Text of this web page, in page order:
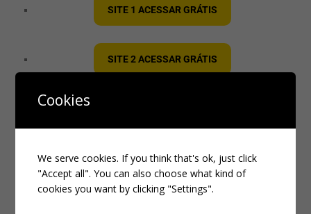
SITE 1 ACESSAR GRÁTIS
SITE 2 ACESSAR GRÁTIS
Cookies
We serve cookies. If you think that's ok, just click
"Accept all". You can also choose what kind of
cookies you want by clicking "Settings".